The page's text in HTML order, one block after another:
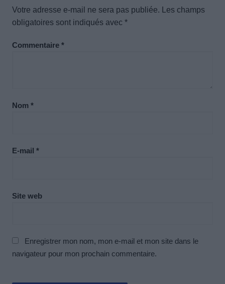
Votre adresse e-mail ne sera pas publiée.
Les champs
obligatoires sont indiqués avec *
Commentaire *
Nom *
E-mail *
Site web
Enregistrer mon nom, mon e-mail et mon site dans le
navigateur pour mon prochain commentaire.